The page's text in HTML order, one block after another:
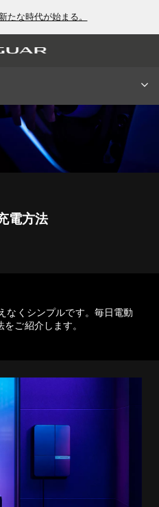
たな時代が始まる。
電方法
なくシンプルです。毎日電動
ご紹介します。